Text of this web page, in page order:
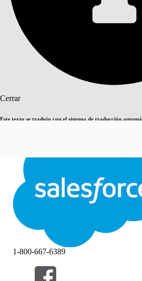
Cerrar
Este texto se tradujo con el sistema de traducción
Cerrar Cerrar
Índice de materias
Filtros (0)
1-800-667-6389